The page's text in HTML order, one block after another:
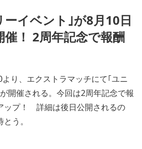
ーイベント｣が8月10日
催！ 2周年記念で報酬
り、エクストラマッチにて｢ユニ
開催される。今回は2周年記念で報
ップ！ 詳細は後日公開されるの
う。